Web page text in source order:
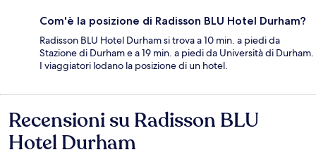
Com'è la posizione di Radisson BLU Hotel Durham?
Radisson BLU Hotel Durham si trova a 10 min. a piedi da
Stazione di Durham e a 19 min. a piedi da Università di Durham.
I viaggiatori lodano la posizione di un hotel.
Recensioni
Recensioni su Radisson BLU
Hotel Durham